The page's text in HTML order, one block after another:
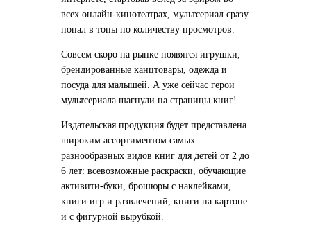
всех онлайн-кинотеатрах, мультсериал сразу
попал в топы по количеству просмотров.
Совсем скоро на рынке появятся игрушки,
брендированные канцтовары, одежда и
посуда для малышей. А уже сейчас герои
мультсериала шагнули на страницы книг!
Издательская продукция будет представлена
широким ассортиментом самых
разнообразных видов книг для детей от 2 до
6 лет: всевозможные раскраски, обучающие
активити-буки, брошюры с наклейками,
книги игр и развлечений, книги на картоне
и с фигурной вырубкой.